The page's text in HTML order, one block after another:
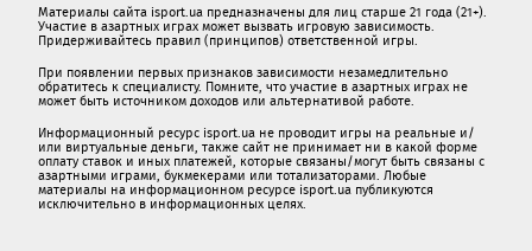
Материалы сайта isport.ua предназначены для лиц старше 21 года (21+).
Участие в азартных играх может вызвать игровую зависимость.
Придерживайтесь правил (принципов) ответственной игры.
При появлении первых признаков зависимости незамедлительно
обратитесь к специалисту. Помните, что участие в азартных играх не
может быть источником доходов или альтернативой работе.
Информационный ресурс isport.ua не проводит игры на реальные и/
или виртуальные деньги, также сайт не принимает ни в какой форме
oплaту ставок и иных платежей, которые связаны/могут быть связаны c
азартными игрaми, букмекерами или тотализаторами. Любые
материалы на информационном ресурсе isport.ua публикуютcя
исключительно в информационных целях.